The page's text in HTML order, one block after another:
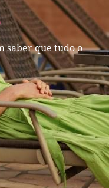
saber que tudo o